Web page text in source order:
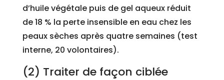
d’huile végétale puis de gel aqueux réduit
de 18 % la perte insensible en eau chez les
peaux sèches après quatre semaines (test
interne, 20 volontaires).
(2) Traiter de façon ciblée